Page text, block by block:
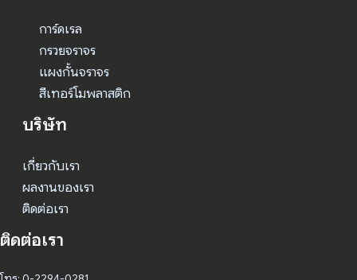
การ์ดเรล
กรวยจราจร
แผงกั้นจราจร
สีเทอร์โมพลาสติก
บริษัท
เกี่ยวกับเรา
ผลงานของเรา
ติดต่อเรา
ติดต่อเรา